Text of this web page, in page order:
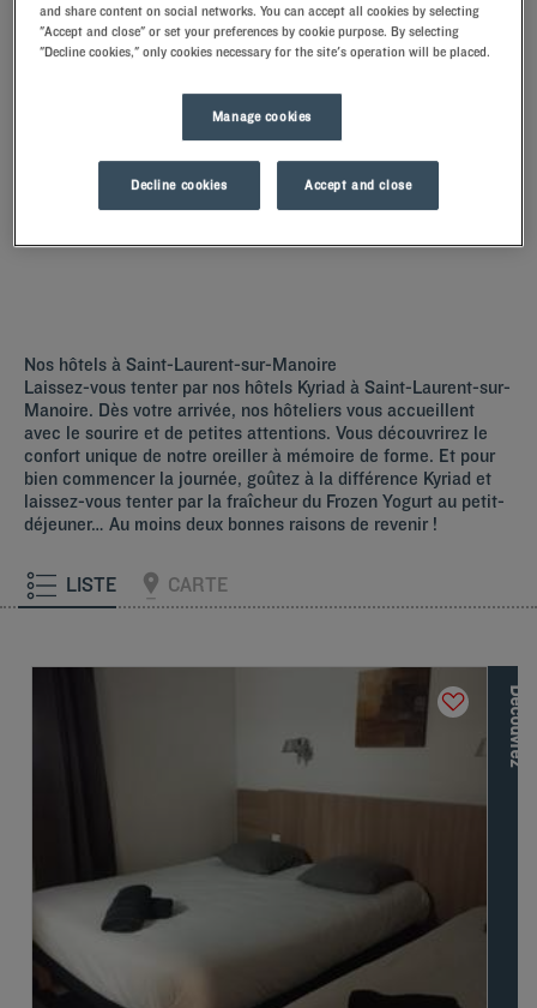
Ajouter un code
Boulazac Isle Manoire en Dordogne. Notre hôtel dispose de nombreux
services qui devraient vous séduire durant votre séjour, notamment
des chambres avec un lit king size, une literie de qualité et des
oreillers à mémoire de forme, mais aussi une télévision à écran plat
et une salle de bain privative. Le matin, dégustez un petit déjeuner à
volonté dans notre salle de restaurant ou sur la terrasse. Salades de
Périgueux est connue pour son magnifique patrimoine historique. Dès
byzantin, elle est classée au Patrimoine Mondial de l’UNESCO. Elle
Périgueux. En vous baladant dans la vieille ville, vous
Nos hôtels à Saint-Laurent-sur-Manoire
Laissez-vous tenter par nos hôtels Kyriad à Saint-Laurent-sur-
Manoire. Dès votre arrivée, nos hôteliers vous accueillent
avec le sourire et de petites attentions. Vous découvrirez le
confort unique de notre oreiller à mémoire de forme. Et pour
bien commencer la journée, goûtez à la différence Kyriad et
laissez-vous tenter par la fraîcheur du Frozen Yogurt au petit-
déjeuner… Au moins deux bonnes raisons de revenir !
LISTE CARTE
D
é
c
o
u
v
r
e
z
l
e
s
a
u
t
r
e
s
m
a
r
q
u
e
s
d
e
L
o
u
v
r
e
H
o
t
e
l
s
G
r
o
u
and share content on social networks. You can accept all cookies by selecting
"Accept and close" or set your preferences by cookie purpose. By selecting
"Decline cookies," only cookies necessary for the site's operation will be placed.
Manage cookies
Decline cookies Accept and close